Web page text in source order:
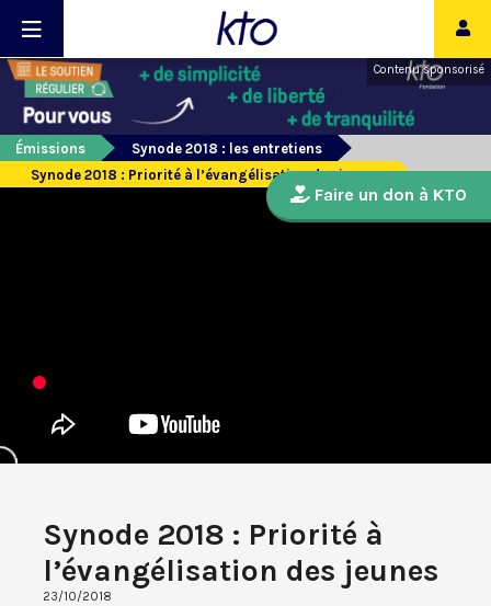
Contenu sponsorisé
Émissions
Synode 2018 : les entretiens
Synode 2018 : Priorité à l’évangélisation des jeunes
Synode 2018 : Priorité à
l’évangélisation des jeunes
23/10/2018
Faire un don à KTO